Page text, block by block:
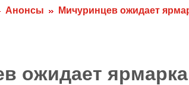
Анонсы Мичуринцев ожидает
ожидает ярмарка